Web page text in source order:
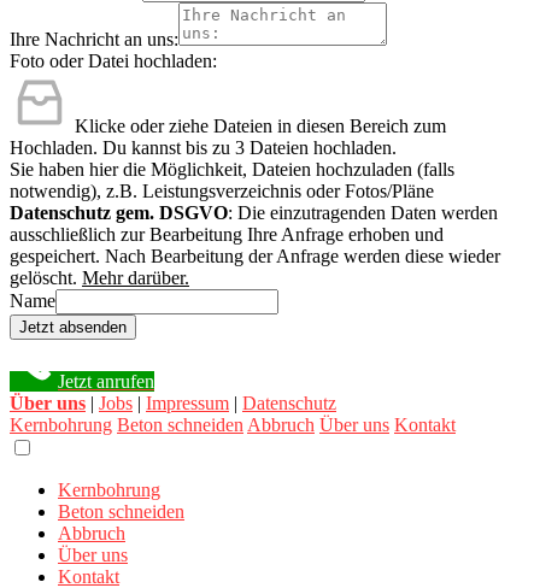
Ihre Nachricht an uns:
Foto oder Datei hochladen:
Klicke oder ziehe Dateien in diesen Bereich zum
Hochladen. Du kannst bis zu 3 Dateien hochladen.
Sie haben hier die Möglichkeit, Dateien hochzuladen (falls
notwendig), z.B. Leistungsverzeichnis oder Fotos/Pläne
Datenschutz gem. DSGVO: Die einzutragenden Daten werden
ausschließlich zur Bearbeitung Ihre Anfrage erhoben und
gespeichert. Nach Bearbeitung der Anfrage werden diese wieder
gelöscht. Mehr darüber.
Name
Jetzt absenden
Jetzt anrufen
Über uns | Jobs | Impressum | Datenschutz
Kernbohrung Beton schneiden Abbruch Über uns Kontakt
Kernbohrung
Beton schneiden
Abbruch
Über uns
Kontakt